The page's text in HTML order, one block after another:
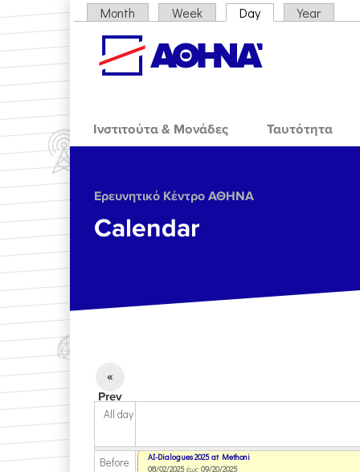
Skip to main content
Primary tabs
Month Week Day (active tab)
Year
Ινστιτούτα & Μονάδες Ταυτότητα
Ερευνητικό Κέντρο ΑΘΗΝΑ
Calendar
«
Prev
All day
Before
AI-Dialogues 2025 at Methoni
08/02/2025έως 09/20/2025